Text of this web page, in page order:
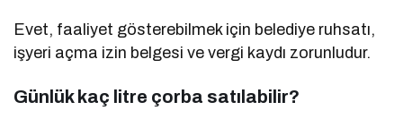
Evet, faaliyet gösterebilmek için belediye ruhsatı,
işyeri açma izin belgesi ve vergi kaydı zorunludur.
Günlük kaç litre çorba satılabilir?